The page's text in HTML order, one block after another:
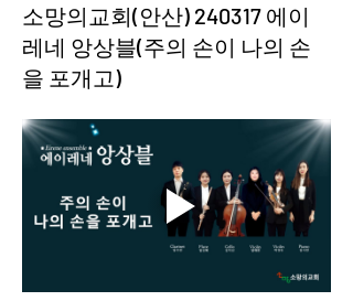
소망의교회(안산) 240317 에이
레네 앙상블(주의 손이 나의 손
을 포개고)